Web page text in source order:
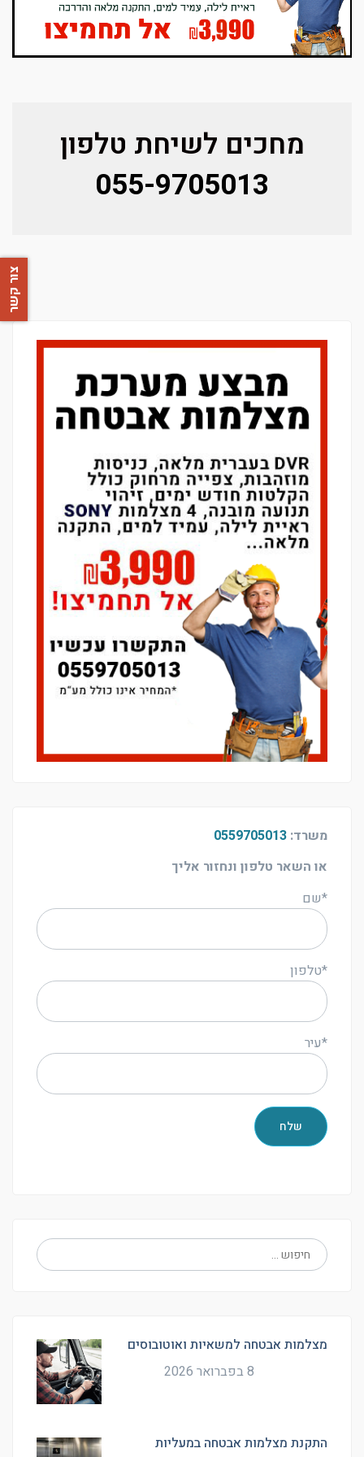
משרד: 0559705013
או השאר טלפון ונחזור אליך
*שם
*טלפון
*עיר
מצלמות אבטחה למשאיות ואוטובוסים
8 בפברואר 2026
התקנת מצלמות אבטחה במעליות
מחכים לשיחת טלפון
055-9705013
צור קשר